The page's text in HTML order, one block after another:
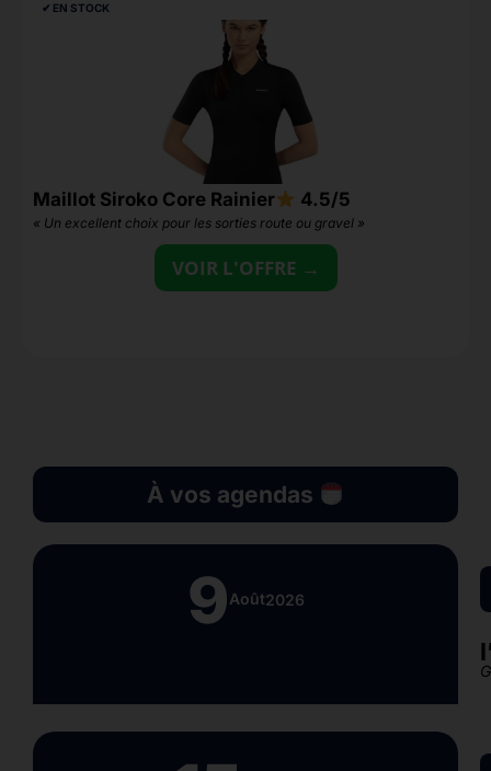
✔︎ EN STOCK
Maillot Siroko Core Rainier 4.5/5
« Un excellent choix pour les sorties route ou gravel »
VOIR L'OFFRE →
À vos agendas
9Août2026